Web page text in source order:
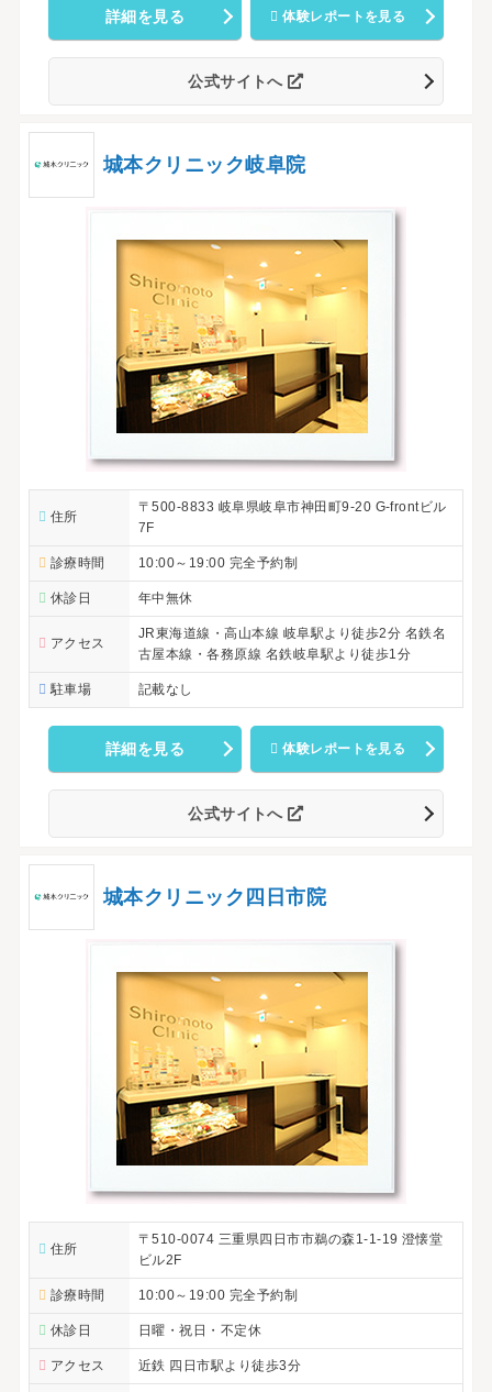
詳細を見る 体験レポートを見る
公式サイトへ
城本クリニック岐阜院
住所
〒500-8833 岐阜県岐阜市神田町9-20 G-frontビル
7F
診療時間 10:00～19:00 完全予約制
休診日 年中無休
アクセス
JR東海道線・高山本線 岐阜駅より徒歩2分 名鉄名
古屋本線・各務原線 名鉄岐阜駅より徒歩1分
駐車場 記載なし
詳細を見る 体験レポートを見る
公式サイトへ
城本クリニック四日市院
住所
〒510-0074 三重県四日市市鵜の森1-1-19 澄懐堂
ビル2F
診療時間 10:00～19:00 完全予約制
休診日 日曜・祝日・不定休
アクセス 近鉄 四日市駅より徒歩3分